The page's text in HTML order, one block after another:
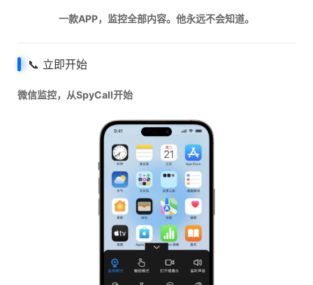
一款APP，监控全部内容。他永远不会知道。
📞 立即开始
微信监控，从SpyCall开始